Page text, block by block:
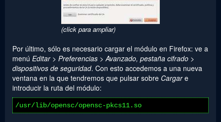
(click para ampliar)
Por último, sólo es necesario cargar el módulo en Firefox: ve a
menú Editar > Preferencias > Avanzado, pestaña cifrado >
dispositivos de seguridad. Con esto accedemos a una nueva
ventana en la que tendremos que pulsar sobre Cargare
introducir la ruta del módulo:
/usr/lib/opensc/opensc-pkcs11.so